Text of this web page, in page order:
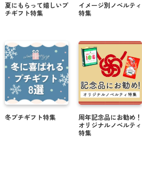
夏にもらって嬉しいプ
チギフト特集
冬プチギフト特集
イメージ別ノベルティ
特集
周年記念品にお勧め！
オリジナルノベルティ
特集